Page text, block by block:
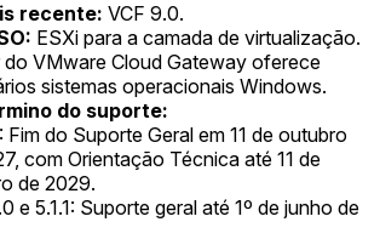
recente: VCF 9.0.
ESXi para a camada de virtualização.
do VMware Cloud Gateway oferece
sistemas operacionais Windows.
do suporte:
Fim do Suporte Geral em 11 de outubro
com Orientação Técnica até 11 de
de 2029.
e 5.1.1: Suporte geral até 1º de junho de